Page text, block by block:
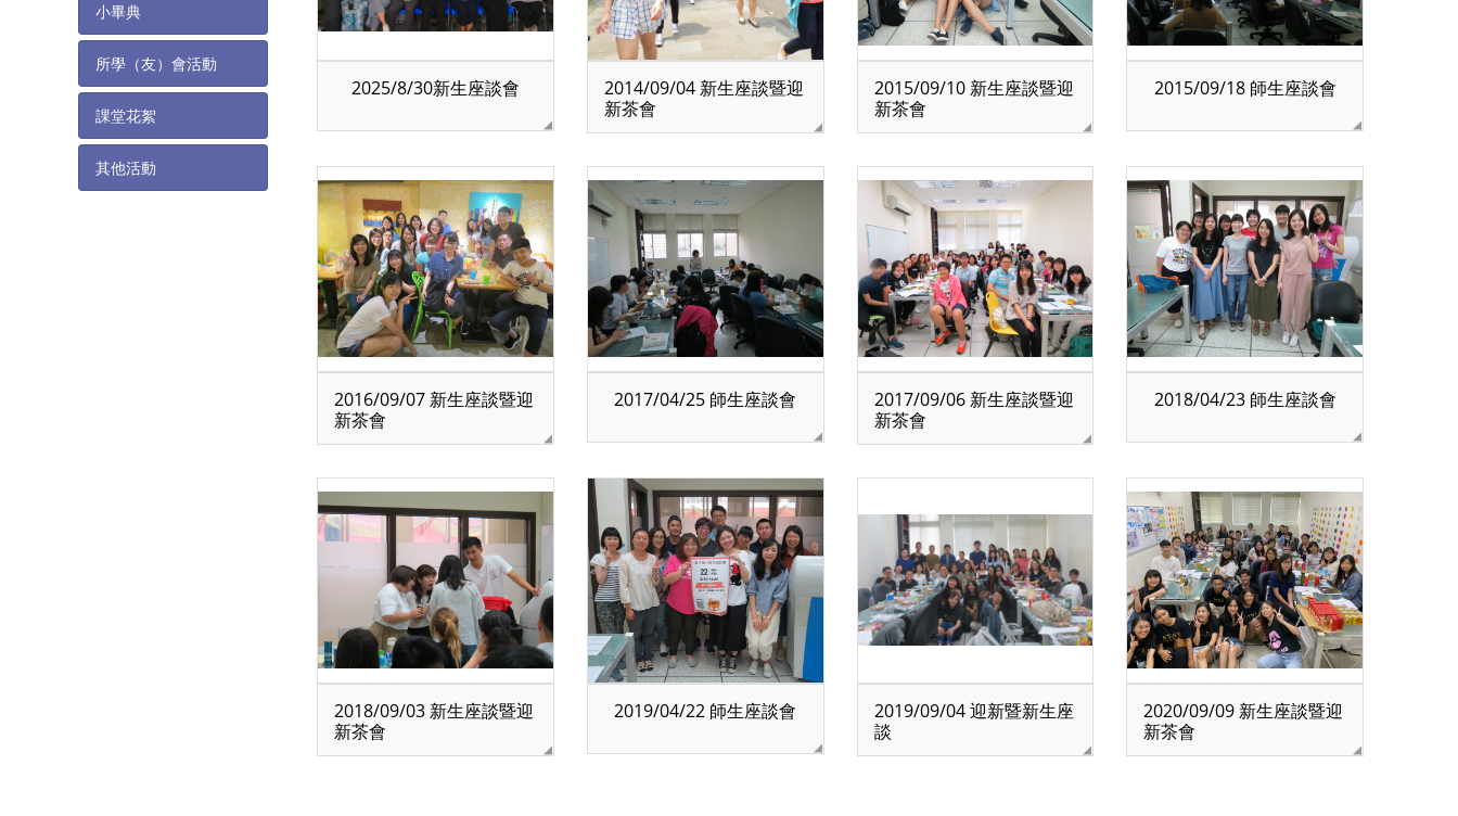
小畢典
所學（友）會活動
課堂花絮
其他活動
2025/8/30新生座談會
2014/09/04 新生座談暨迎
新茶會
2015/09/10 新生座談暨迎
新茶會
2015/09/18 師生座談會
2016/09/07 新生座談暨迎
新茶會
2017/04/25 師生座談會
2017/09/06 新生座談暨迎
新茶會
2018/04/23 師生座談會
2018/09/03 新生座談暨迎
新茶會
2019/04/22 師生座談會
2019/09/04 迎新暨新生座
談
2020/09/09 新生座談暨迎
新茶會